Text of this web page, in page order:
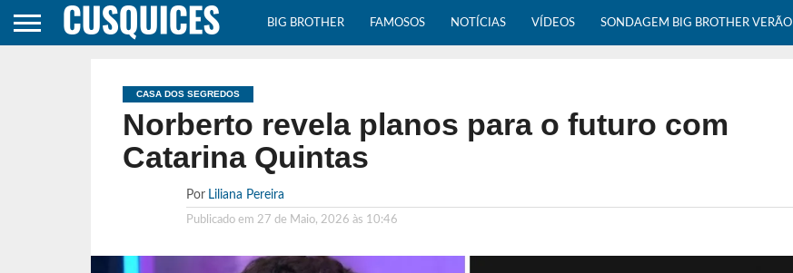
BIG BROTHER FAMOSOS NOTÍCIAS VÍDEOS SONDAGEM BIG BROTHER VERÃO
CASA DOS SEGREDOS
Norberto revela planos para o futuro com
Catarina Quintas
Por Liliana Pereira
Publicado em 27 de Maio, 2026 às 10:46